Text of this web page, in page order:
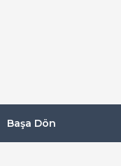
Başa Dön